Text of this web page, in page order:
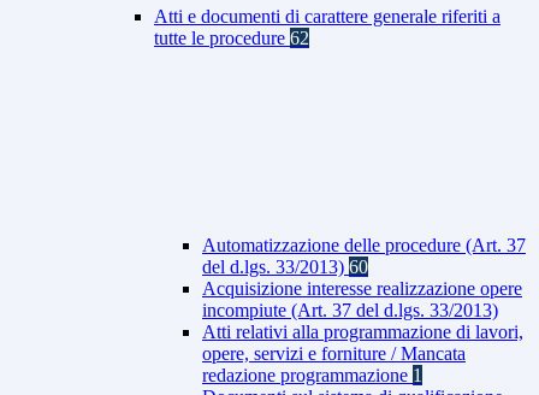
Atti e documenti di carattere generale riferiti a
tutte le procedure 62
Automatizzazione delle procedure (Art. 37
del d.lgs. 33/2013) 60
Acquisizione interesse realizzazione opere
incompiute (Art. 37 del d.lgs. 33/2013)
Atti relativi alla programmazione di lavori,
opere, servizi e forniture / Mancata
redazione programmazione 1